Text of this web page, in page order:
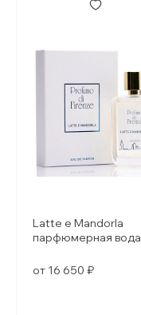
Latte e Mandorla
парфюмерная вода
от 16 650 ₽